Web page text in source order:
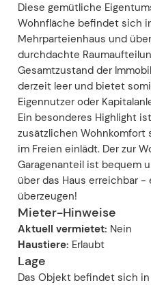
Diese gemütliche
Wohnfläche befindet sich
Mehrparteienhaus und
durchdachte
Gesamtzustand der
derzeit leer und bietet
Eigennutzer oder
Ein besonderes Highlight
zusätzlichen Wohnkomfort
im Freien einlädt. Der zur
Garagenanteil ist bequem
über das Haus erreichbar
überzeugen!
Mieter-Hinweise
Aktuell vermietet: Nein
Haustiere: Erlaubt
Lage
Das Objekt befindet sich